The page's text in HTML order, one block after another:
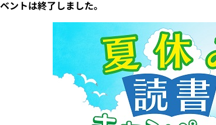
ントは終了しました。